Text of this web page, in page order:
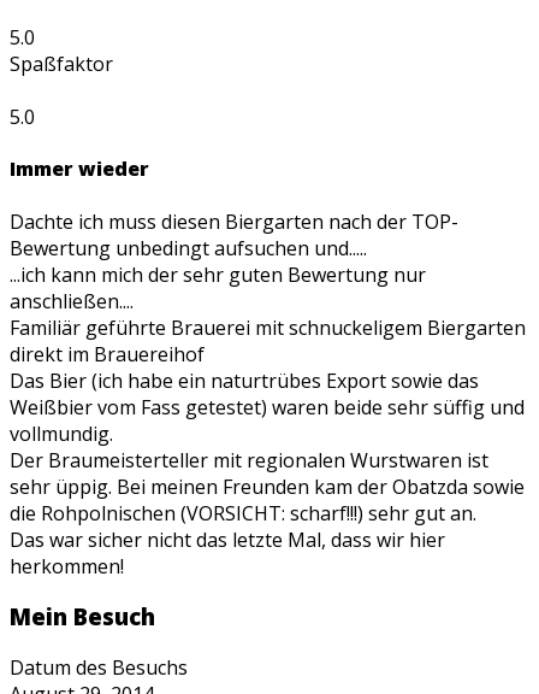
5.0
Spaßfaktor
5.0
Immer wieder
Dachte ich muss diesen Biergarten nach der TOP-
Bewertung unbedingt aufsuchen und.....
...ich kann mich der sehr guten Bewertung nur
anschließen....
Familiär geführte Brauerei mit schnuckeligem Biergarten
direkt im Brauereihof
Das Bier (ich habe ein naturtrübes Export sowie das
Weißbier vom Fass getestet) waren beide sehr süffig und
vollmundig.
Der Braumeisterteller mit regionalen Wurstwaren ist
sehr üppig. Bei meinen Freunden kam der Obatzda sowie
die Rohpolnischen (VORSICHT: scharf!!!) sehr gut an.
Das war sicher nicht das letzte Mal, dass wir hier
herkommen!
Mein Besuch
Datum des Besuchs